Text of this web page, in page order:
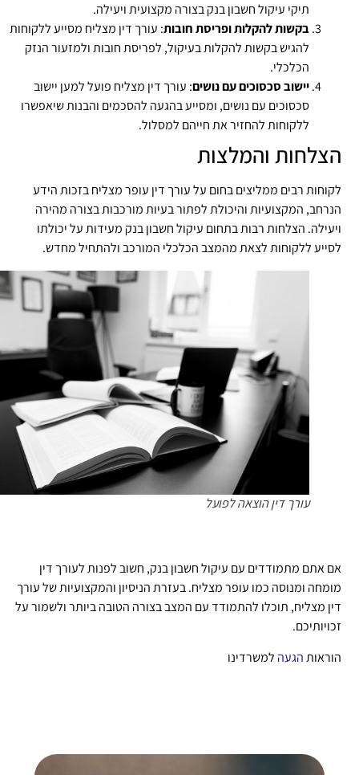
תיקי עיקול חשבון בנק בצורה מקצועית ויעילה.
בקשות להקלות ופריסת חובות: עורך דין מצליח מסייע ללקוחות
להגיש בקשות להקלות בעיקול, לפריסת חובות ולמזעור הנזק
הכלכלי.
יישוב סכסוכים עם נושים: עורך דין מצליח פועל למען יישוב
סכסוכים עם נושים, ומסייע בהגעה להסכמים והבנות שיאפשרו
ללקוחות להחזיר את חייהם למסלול.
והמלצות
רבים ממליצים בחום על עורך דין עופר מצליח בזכות הידע
המקצועיות והיכולת לפתור בעיות מורכבות בצורה מהירה
הצלחות רבות בתחום עיקול חשבון בנק מעידות על יכולתו
ללקוחות לצאת מהמצב הכלכלי המורכב ולהתחיל מחדש.
עורך דין הוצאה לפועל
אתם מתמודדים עם עיקול חשבון בנק, חשוב לפנות לעורך דין
ומנוסה כמו עופר מצליח. בעזרת הניסיון והמקצועיות של עורך
מצליח, תוכלו להתמודד עם המצב בצורה הטובה ביותר ולשמור על
הגעהלמשרדינו